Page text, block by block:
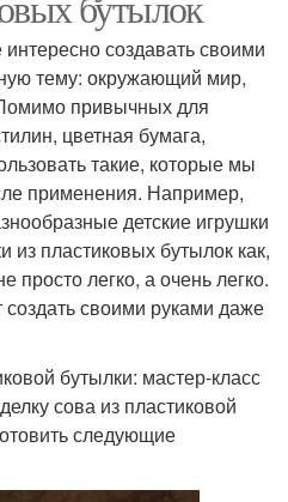
создавать своими
тему: окружающий мир,
привычных для
цветная бумага,
такие, которые мы
применения. Например,
детские игрушки
из пластиковых бутылок как,
просто легко, а очень легко.
своими руками даже
бутылки: мастер-класс
сова из пластиковой
следующие